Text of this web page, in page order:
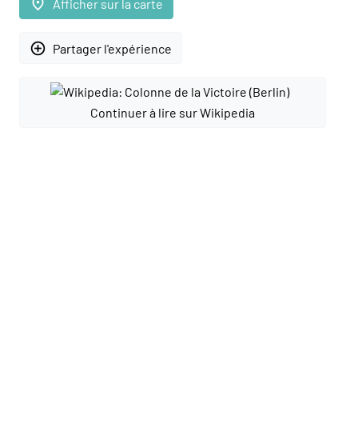
place Afficher sur la carte
add_circle_outline Partager l'expérience
Continuer à lire sur Wikipedia